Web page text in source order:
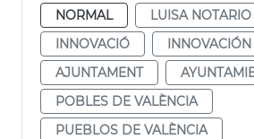
NORMAL
LUISA NOTARIO
INNOVACIÓ
INNOVACIÓN
AJUNTAMENT
POBLES DE VALÈNCIA
PUEBLOS DE VALÈNCIA